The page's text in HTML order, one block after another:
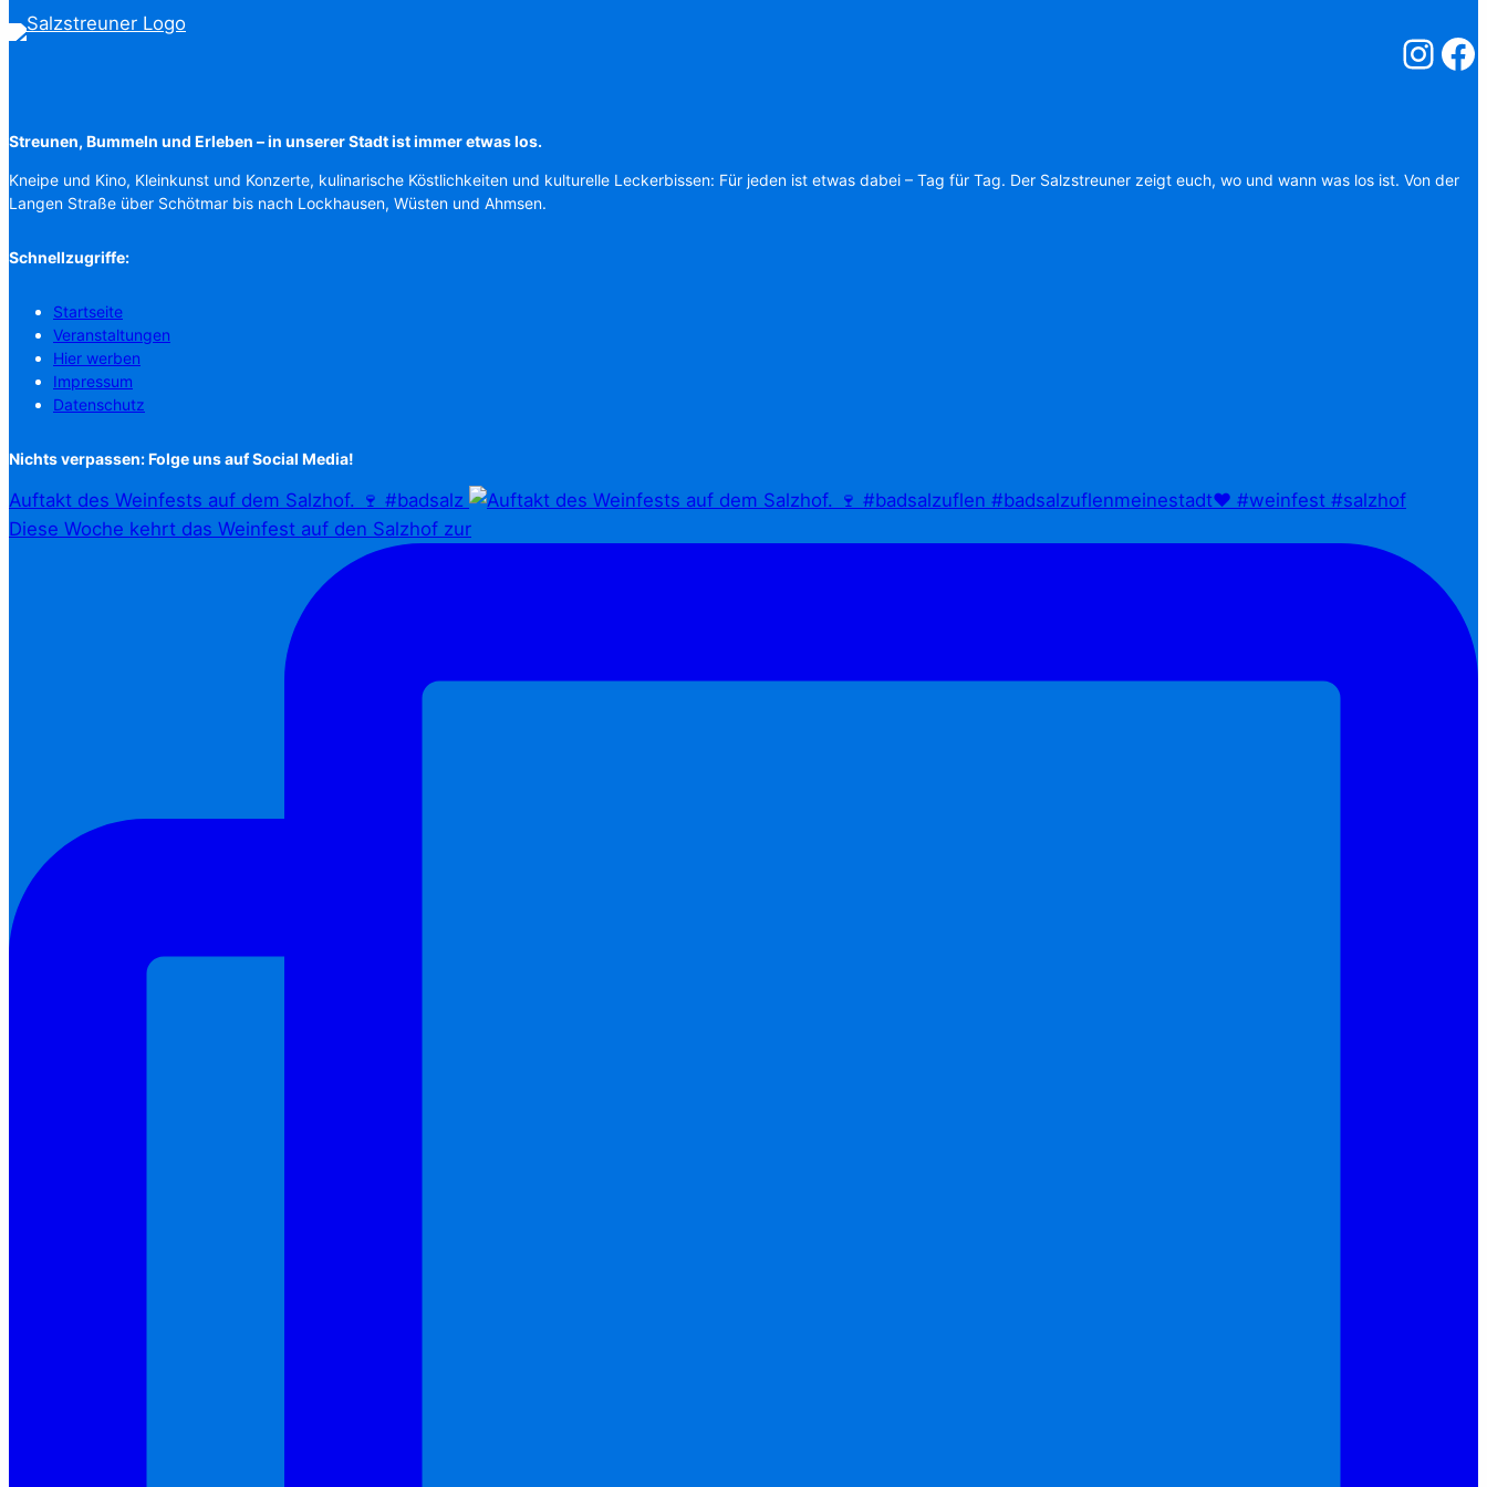
Streunen, Bummeln und Erleben – in unserer Stadt ist immer etwas los.
Kneipe und Kino, Kleinkunst und Konzerte, kulinarische Köstlichkeiten und kulturelle Leckerbissen: Für jeden ist etwas dabei – Tag für Tag. Der Salzstreuner zeigt euch, wo und wann was los ist. Von der
Langen Straße über Schötmar bis nach Lockhausen, Wüsten und Ahmsen.
Schnellzugriffe:
Startseite
Veranstaltungen
Hier werben
Impressum
Datenschutz
Nichts verpassen: Folge uns auf Social Media!
Auftakt des Weinfests auf dem Salzhof. 🍷 #badsalz
Diese Woche kehrt das Weinfest auf den Salzhof zur